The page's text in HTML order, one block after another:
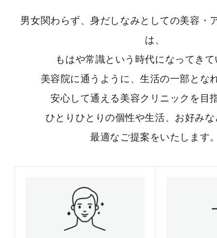
男女関わらず、身だしなみとしての美容・
は、
もはや常識という時代になってき
美容院に通うように、生活の一部とな
安心して通える美容クリニックを目
ひとりひとりの個性や生活、お好み
最適なご提案をいたします